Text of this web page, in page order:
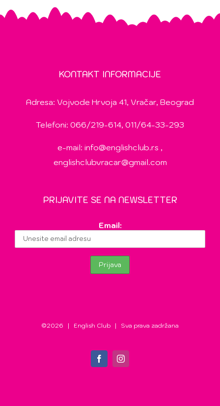
KONTAKT INFORMACIJE
Adresa: Vojvode Hrvoja 41, Vračar, Beograd
Telefoni: 066/219-614, 011/64-33-293
e-mail: info@englishclub.rs ,
englishclubvracar@gmail.com
PRIJAVITE SE NA NEWSLETTER
Email:
©2026 | English Club | Sva prava zadržana
FacebookInstagram